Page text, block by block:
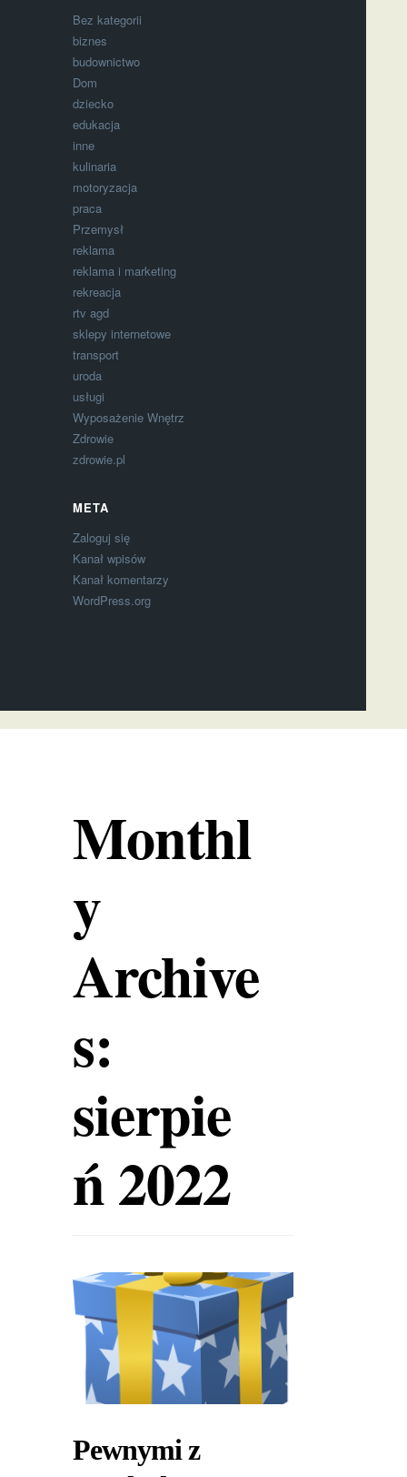
Bez kategorii
biznes
budownictwo
Dom
dziecko
edukacja
inne
kulinaria
motoryzacja
praca
Przemysł
reklama
reklama i marketing
rekreacja
rtv agd
sklepy internetowe
transport
uroda
usługi
Wyposażenie Wnętrz
Zdrowie
zdrowie.pl
META
Zaloguj się
Kanał wpisów
Kanał komentarzy
WordPress.org
Monthl
y
Archive
s:
sierpie
ń 2022
Pewnymi z